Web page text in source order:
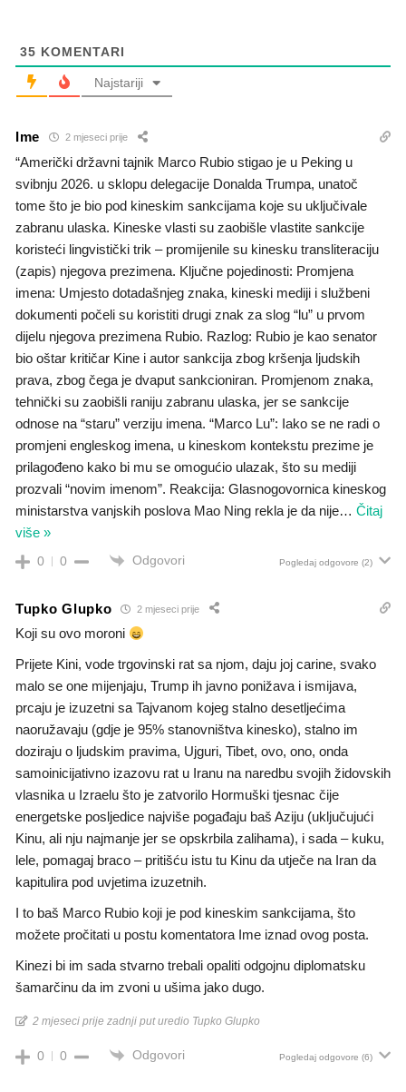
35 KOMENTARI
Najstariji
Ime 2 mjeseci prije
“Američki državni tajnik Marco Rubio stigao je u Peking u
svibnju 2026. u sklopu delegacije Donalda Trumpa, unatoč
tome što je bio pod kineskim sankcijama koje su uključivale
zabranu ulaska. Kineske vlasti su zaobišle vlastite sankcije
koristeći lingvistički trik – promijenile su kinesku transliteraciju
(zapis) njegova prezimena. Ključne pojedinosti: Promjena
imena: Umjesto dotadašnjeg znaka, kineski mediji i službeni
dokumenti počeli su koristiti drugi znak za slog “lu” u prvom
dijelu njegova prezimena Rubio. Razlog: Rubio je kao senator
bio oštar kritičar Kine i autor sankcija zbog kršenja ljudskih
prava, zbog čega je dvaput sankcioniran. Promjenom znaka,
tehnički su zaobišli raniju zabranu ulaska, jer se sankcije
odnose na “staru” verziju imena. “Marco Lu”: Iako se ne radi o
promjeni engleskog imena, u kineskom kontekstu prezime je
prilagođeno kako bi mu se omogućio ulazak, što su mediji
prozvali “novim imenom”. Reakcija: Glasnogovornica kineskog
ministarstva vanjskih poslova Mao Ning rekla je da nije… Čitaj
više »
0 0 Odgovori Pogledaj odgovore (2)
Tupko Glupko 2 mjeseci prije
Koji su ovo moroni
Prijete Kini, vode trgovinski rat sa njom, daju joj carine, svako
malo se one mijenjaju, Trump ih javno ponižava i ismijava,
prcaju je izuzetni sa Tajvanom kojeg stalno desetljećima
naoružavaju (gdje je 95% stanovništva kinesko), stalno im
doziraju o ljudskim pravima, Ujguri, Tibet, ovo, ono, onda
samoinicijativno izazovu rat u Iranu na naredbu svojih židovskih
vlasnika u Izraelu što je zatvorilo Hormuški tjesnac čije
energetske posljedice najviše pogađaju baš Aziju (uključujući
Kinu, ali nju najmanje jer se opskrbila zalihama), i sada – kuku,
lele, pomagaj braco – pritišću istu tu Kinu da utječe na Iran da
kapitulira pod uvjetima izuzetnih.
I to baš Marco Rubio koji je pod kineskim sankcijama, što
možete pročitati u postu komentatora Ime iznad ovog posta.
Kinezi bi im sada stvarno trebali opaliti odgojnu diplomatsku
šamarčinu da im zvoni u ušima jako dugo.
2 mjeseci prije zadnji put uredio Tupko Glupko
0 0 Odgovori Pogledaj odgovore (6)